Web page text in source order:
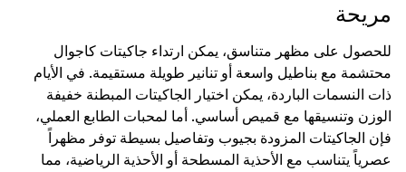
مريحة
للحصول على مظهر متناسق، يمكن ارتداء جاكيتات كاجوال
محتشمة مع بناطيل واسعة أو تنانير طويلة مستقيمة. في الأيام
ذات النسمات الباردة، يمكن اختيار الجاكيتات المبطنة خفيفة
الوزن وتنسيقها مع قميص أساسي. أما لمحبات الطابع العملي،
فإن الجاكيتات المزودة بجيوب وتفاصيل بسيطة توفر مظهراً
عصرياً يتناسب مع الأحذية المسطحة أو الأحذية الرياضية، مما